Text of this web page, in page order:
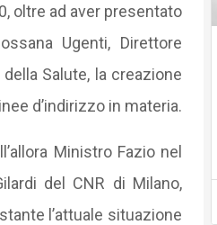
oltre ad aver presentato
Ugenti, Direttore
Salute, la creazione
d’indirizzo in materia.
Ministro Fazio nel
del CNR di Milano,
l’attuale situazione